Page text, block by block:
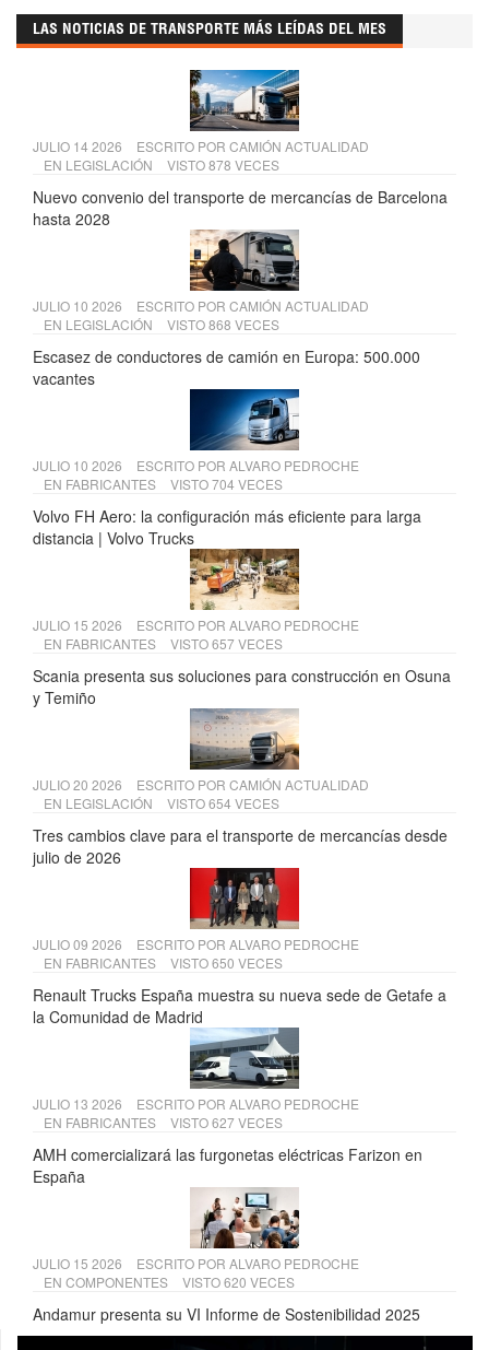
LAS NOTICIAS DE TRANSPORTE MÁS LEÍDAS DEL MES
JULIO 14 2026 ESCRITO POR CAMIÓN ACTUALIDAD
EN LEGISLACIÓN VISTO 878 VECES
Nuevo convenio del transporte de mercancías de Barcelona
hasta 2028
JULIO 10 2026 ESCRITO POR CAMIÓN ACTUALIDAD
EN LEGISLACIÓN VISTO 868 VECES
Escasez de conductores de camión en Europa: 500.000
vacantes
JULIO 10 2026 ESCRITO POR ALVARO PEDROCHE
EN FABRICANTES VISTO 704 VECES
Volvo FH Aero: la configuración más eficiente para larga
distancia | Volvo Trucks
JULIO 15 2026 ESCRITO POR ALVARO PEDROCHE
EN FABRICANTES VISTO 657 VECES
Scania presenta sus soluciones para construcción en Osuna
y Temiño
JULIO 20 2026 ESCRITO POR CAMIÓN ACTUALIDAD
EN LEGISLACIÓN VISTO 654 VECES
Tres cambios clave para el transporte de mercancías desde
julio de 2026
JULIO 09 2026 ESCRITO POR ALVARO PEDROCHE
EN FABRICANTES VISTO 650 VECES
Renault Trucks España muestra su nueva sede de Getafe a
la Comunidad de Madrid
JULIO 13 2026 ESCRITO POR ALVARO PEDROCHE
EN FABRICANTES VISTO 627 VECES
AMH comercializará las furgonetas eléctricas Farizon en
España
JULIO 15 2026 ESCRITO POR ALVARO PEDROCHE
EN COMPONENTES VISTO 620 VECES
Andamur presenta su VI Informe de Sostenibilidad 2025